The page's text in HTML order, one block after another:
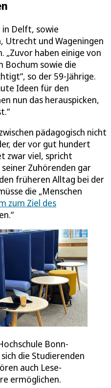
in Delft, sowie
Utrecht und Wageningen
„Zuvor haben einige von
Bochum sowie die
so der 59-Jährige.
Ideen für den
nun das herauspicken,
pädagogisch nicht
der vor gut hundert
zwar viel, spricht
Zuhörenden gar
früheren Alltag bei der
die „Menschen
zum Ziel des
Bonn-
die Studierenden
auch Lese-
ermöglichen.